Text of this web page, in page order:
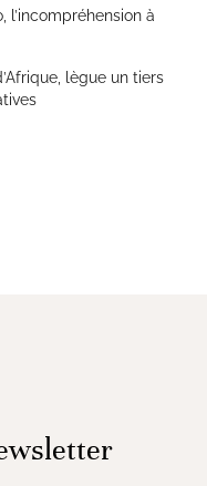
l’incompréhension à
lègue un tiers